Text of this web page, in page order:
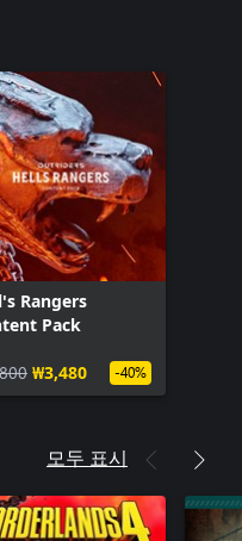
Rangers
Pack
₩3,480 -40%
모두 표시